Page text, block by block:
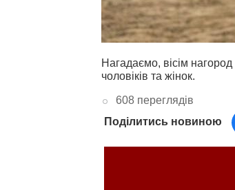
Нагадаємо, вісім нагород
чоловіків та жінок.
608 переглядів
Поділитись новиною